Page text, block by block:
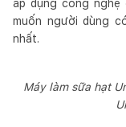
áp dụng công nghệ
muốn người dùng
nhất.
Máy làm sữa hạt